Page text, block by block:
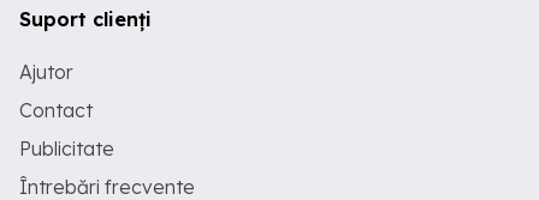
Suport clienți
Ajutor
Contact
Publicitate
Întrebări frecvente